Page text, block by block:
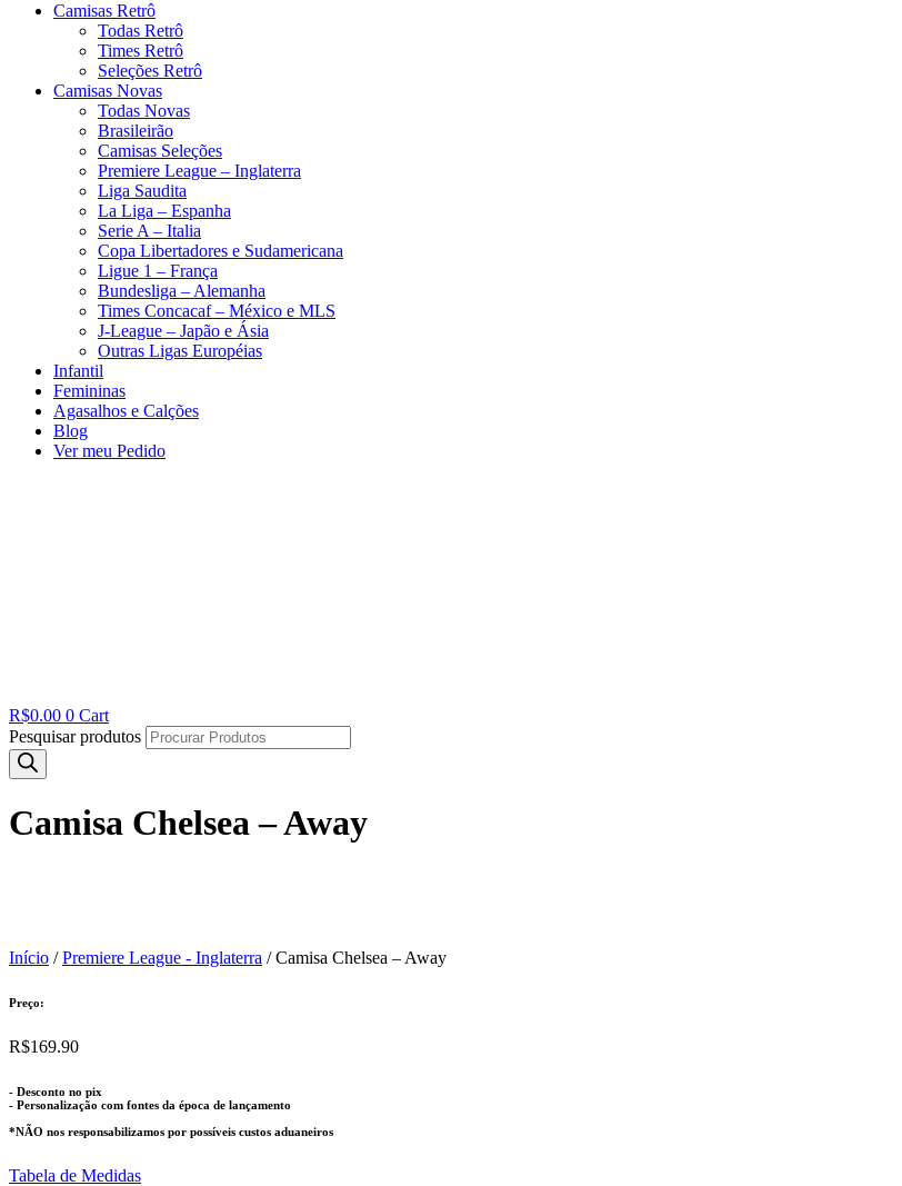
Camisas Retrô
Todas Retrô
Times Retrô
Seleções Retrô
Camisas Novas
Todas Novas
Brasileirão
Camisas Seleções
Premiere League – Inglaterra
Liga Saudita
La Liga – Espanha
Serie A – Italia
Copa Libertadores e Sudamericana
Ligue 1 – França
Bundesliga – Alemanha
Times Concacaf – México e MLS
J-League – Japão e Ásia
Outras Ligas Européias
Infantil
Femininas
Agasalhos e Calções
Blog
Ver meu Pedido
R$0.00 0 Cart
Pesquisar produtos
Camisa Chelsea – Away
Início /Premiere League - Inglaterra / Camisa Chelsea – Away
Preço:
R$169.90
- Desconto no pix
- Personalização com fontes da época de lançamento
*NÃO nos responsabilizamos por possíveis custos aduaneiros
Tabela de Medidas